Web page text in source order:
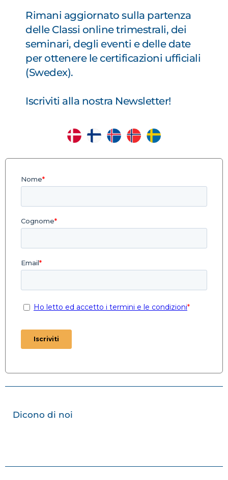
Rimani aggiornato sulla partenza
delle Classi online trimestrali, dei
seminari, degli eventi e delle date
per ottenere le certificazioni ufficiali
(Swedex).
Iscriviti alla nostra Newsletter!
Dicono di noi